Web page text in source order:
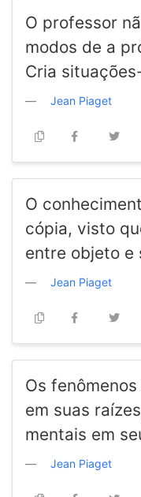
O professor
modos de a
Cria
Jean Piaget
O
cópia, visto
entre objeto e
Jean Piaget
Os
em suas
mentais em
Jean Piaget